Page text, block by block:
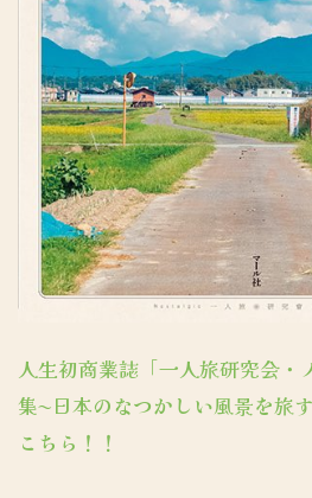
人生初商業誌「一人旅研究会・
集〜日本のなつかしい風景を旅
こちら！！